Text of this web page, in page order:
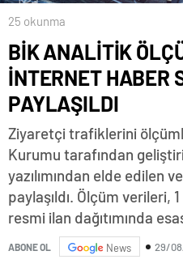
25 okunma
BİK ANALİTİK
İNTERNET HABER
PAYLAŞILDI
Ziyaretçi trafiklerini
Kurumu tarafından
yazılımından elde edilen
paylaşıldı. Ölçüm verileri,
resmi ilan dağıtımında
ABONE OL News 29/